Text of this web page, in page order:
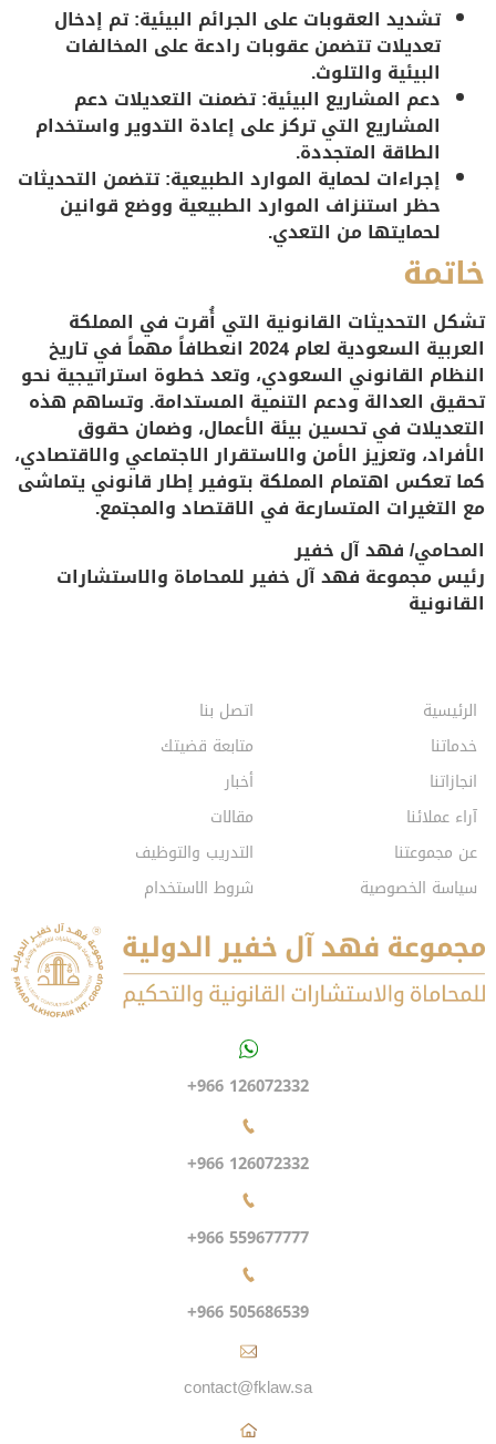
تشديد العقوبات على الجرائم البيئية: تم إدخال
تعديلات تتضمن عقوبات رادعة على المخالفات
البيئية والتلوث.
دعم المشاريع البيئية: تضمنت التعديلات دعم
المشاريع التي تركز على إعادة التدوير واستخدام
الطاقة المتجددة.
إجراءات لحماية الموارد الطبيعية: تتضمن التحديثات
حظر استنزاف الموارد الطبيعية ووضع قوانين
لحمايتها من التعدي.
خاتمة
تشكل التحديثات القانونية التي أُقرت في المملكة
العربية السعودية لعام 2024 انعطافاً مهماً في تاريخ
النظام القانوني السعودي، وتعد خطوة استراتيجية نحو
تحقيق العدالة ودعم التنمية المستدامة. وتساهم هذه
التعديلات في تحسين بيئة الأعمال، وضمان حقوق
الأفراد، وتعزيز الأمن والاستقرار الاجتماعي والاقتصادي،
كما تعكس اهتمام المملكة بتوفير إطار قانوني يتماشى
مع التغيرات المتسارعة في الاقتصاد والمجتمع.
المحامي/ فهد آل خفير
رئيس مجموعة فهد آل خفير للمحاماة والاستشارات
القانونية
الرئيسية
خدماتنا
انجازاتنا
آراء عملائنا
عن مجموعتنا
سياسة الخصوصية
اتصل بنا
متابعة قضيتك
أخبار
مقالات
التدريب والتوظيف
شروط الاستخدام
+966 126072332
+966 126072332
+966 559677777
+966 505686539
contact@fklaw.sa